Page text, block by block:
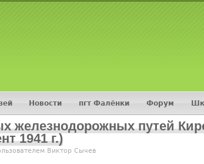
железнодорожных путей
1941 г.)
Виктор Сычев
Новости пгт Фалёнки Форум